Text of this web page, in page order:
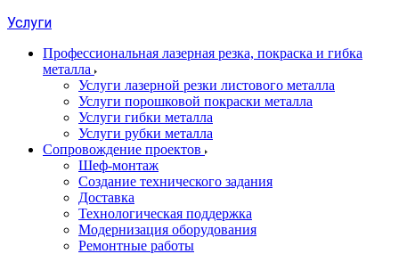
Услуги
Профессиональная лазерная резка, покраска и гибка
металла
Услуги лазерной резки листового металла
Услуги порошковой покраски металла
Услуги гибки металла
Услуги рубки металла
Сопровождение проектов
Шеф-монтаж
Создание технического задания
Доставка
Технологическая поддержка
Модернизация оборудования
Ремонтные работы